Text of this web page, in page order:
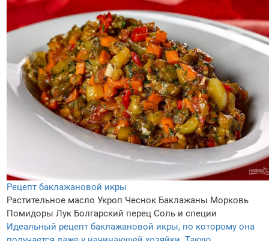
Рецепт баклажановой икры
Растительное масло Укроп Чеснок Баклажаны Морковь
Помидоры Лук Болгарский перец Соль и специи
Идеальный рецепт баклажановой икры, по которому она